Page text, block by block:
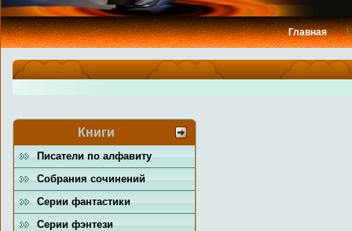
Главная
Книги
Писатели по алфавиту
Собрания сочинений
Серии фантастики
Серии фэнтези